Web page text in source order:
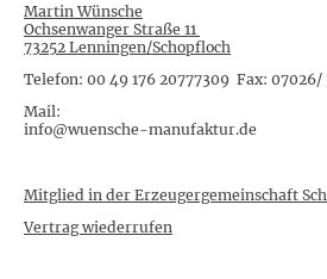
Martin Wünsche
Ochsenwanger Straße 11
73252 Lenningen/Schopfloch
Telefon: 00 49 176 20777309 Fax: 07026/
Mail:
info@wuensche-manufaktur.de
Mitglied in der Erzeugergemeinschaft
Vertrag wiederrufen